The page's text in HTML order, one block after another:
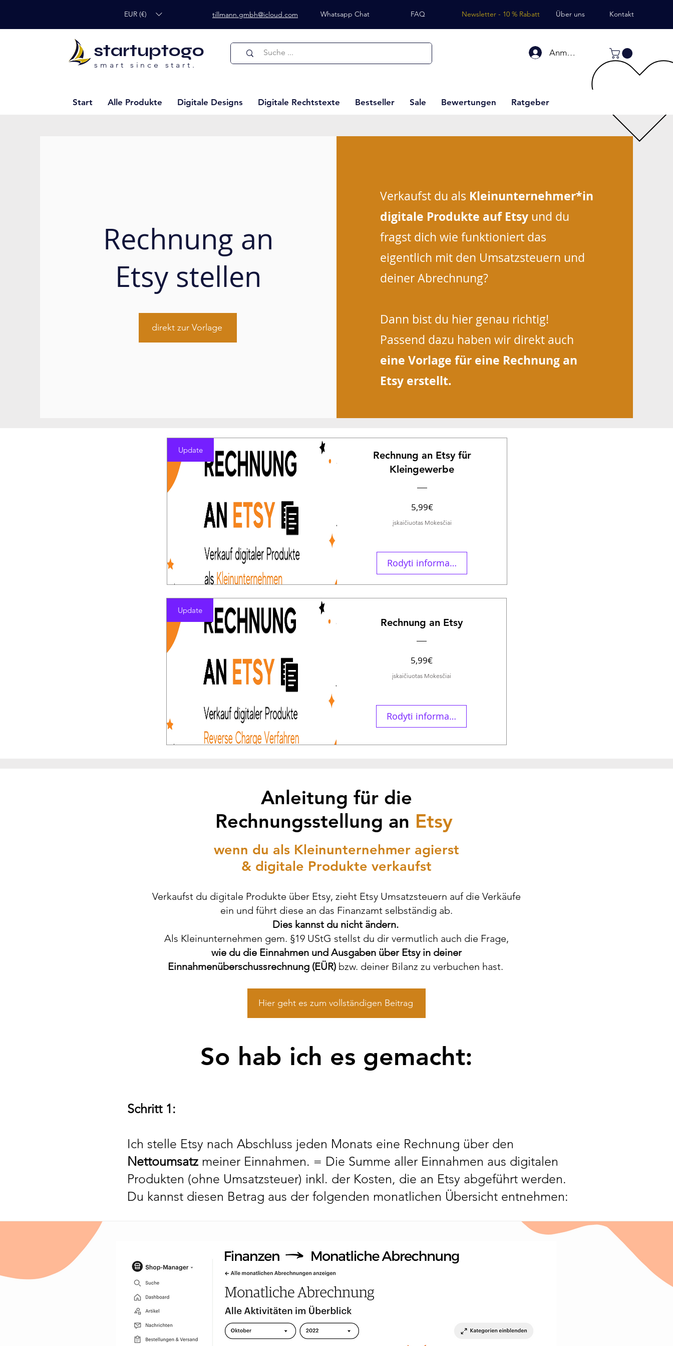
EUR (€) tillmann.gmbh@icloud.com Whatsapp Chat FAQ Über uns
Newsletter - 10 % Rabatt Kontakt
startuptogo
smart since start.
Anmelden
Start Alle Produkte Digitale Designs Digitale Rechtstexte Bestseller Sale Bewertungen Ratgeber
Rechnung an
Etsy stellen
direkt zur Vorlage
Verkaufst du als Kleinunternehmer*in
digitale Produkte auf Etsy und du
fragst dich wie funktioniert das
eigentlich mit den Umsatzsteuern und
deiner Abrechnung?
Dann bist du hier genau richtig!
Passend dazu haben wir direkt auch
eine Vorlage für eine Rechnung an
Etsy erstellt.
Update
Rechnung an Etsy für
Kleingewerbe
5,99€Kaina
įskaičiuotas Mokesčiai
Rodyti informaciją
Update
Rechnung an Etsy
5,99€Kaina
įskaičiuotas Mokesčiai
Rodyti informaciją
Anleitung für die
Rechnungsstellung an Etsy
wenn du als Kleinunternehmer agierst
& digitale Produkte verkaufst
Verkaufst du digitale Produkte über Etsy, zieht Etsy Umsatzsteuern auf die Verkäufe
ein und führt diese an das Finanzamt selbständig ab.
Dies kannst du nicht ändern.
Als Kleinunternehmen gem. §19 UStG stellst du dir vermutlich auch die Frage,
wie du die Einnahmen und Ausgaben über Etsy in deiner
Einnahmenüberschussrechnung (EÜR)bzw. deiner Bilanz zu verbuchen hast.
Hier geht es zum vollständigen Beitrag
So hab ich es gemacht:
Schritt 1:
Ich stelle Etsy nach Abschluss jeden Monats eine Rechnung über den
Nettoumsatz meiner Einnahmen. = Die Summe aller Einnahmen aus digitalen
Produkten (ohne Umsatzsteuer) inkl. der Kosten, die an Etsy abgeführt werden.
Du kannst diesen Betrag aus der folgenden monatlichen Übersicht entnehmen: